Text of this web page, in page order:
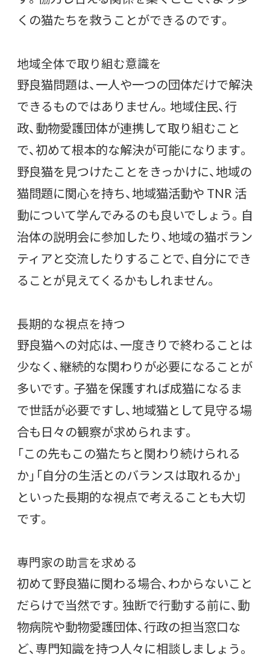
くの猫たちを救うことができるのです。
地域全体で取り組む意識を
野良猫問題は、一人や一つの団体だけで解決
できるものではありません。地域住民、行
政、動物愛護団体が連携して取り組むこと
で、初めて根本的な解決が可能になります。
野良猫を見つけたことをきっかけに、地域の
猫問題に関心を持ち、地域猫活動や TNR 活
動について学んでみるのも良いでしょう。自
治体の説明会に参加したり、地域の猫ボラン
ティアと交流したりすることで、自分にでき
ることが見えてくるかもしれません。
長期的な視点を持つ
野良猫への対応は、一度きりで終わることは
少なく、継続的な関わりが必要になることが
多いです。子猫を保護すれば成猫になるま
で世話が必要ですし、地域猫として見守る場
合も日々の観察が求められます。
「この先もこの猫たちと関わり続けられる
か」「自分の生活とのバランスは取れるか」
といった長期的な視点で考えることも大切
です。
専門家の助言を求める
初めて野良猫に関わる場合、わからないこと
だらけで当然です。独断で行動する前に、動
物病院や動物愛護団体、行政の担当窓口な
ど、専門知識を持つ人々に相談しましょう。